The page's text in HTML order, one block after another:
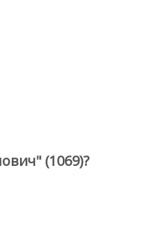
(1069)?